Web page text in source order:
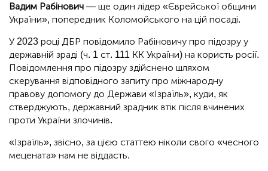
Вадим Рабінович — ще один лідер «Єврейської общини
України», попередник Коломойського на цій посаді.
У 2023 році ДБР повідомило Рабіновичу про підозру у
державній зраді (ч. 1 ст. 111 КК України) на користь росії.
Повідомлення про підозру здійснено шляхом
скерування відповідного запиту про міжнародну
правову допомогу до Держави «Ізраїль», куди, як
стверджують, державний зрадник втік після вчинених
проти України злочинів.
«Ізраїль», звісно, за цією статтею ніколи свого «чесного
мецената» нам не віддасть.